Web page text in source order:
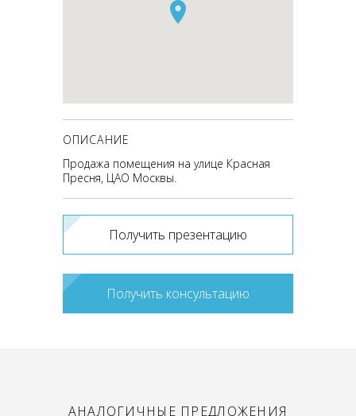
ОПИСАНИЕ
Продажа помещения на улице Красная
Пресня, ЦАО Москвы.
Получить презентацию
Получить консультацию
АНАЛОГИЧНЫЕ ПРЕДЛОЖЕНИЯ